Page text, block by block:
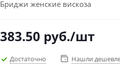
Бриджи женские вискоза
383.50 руб./шт
Достаточно Нашли